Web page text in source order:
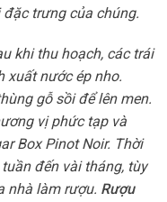
trưng của chúng.
khi thu hoạch, các trái
xuất nước ép nho.
gỗ sồi để lên men.
vị phức tạp và
Box Pinot Noir. Thời
đến vài tháng, tùy
nhà làm rượu. Rượu